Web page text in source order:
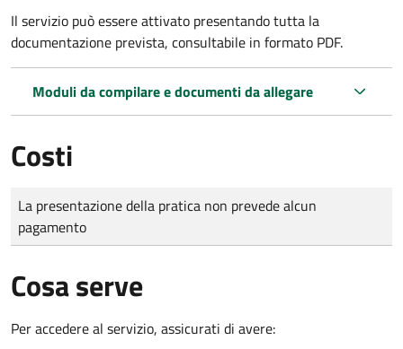
Il servizio può essere attivato presentando tutta la
documentazione prevista, consultabile in formato PDF.
Moduli da compilare e documenti da allegare
Costi
Tipo di pagamento
Importo
La presentazione della pratica non prevede alcun
pagamento
Cosa serve
Per accedere al servizio, assicurati di avere: